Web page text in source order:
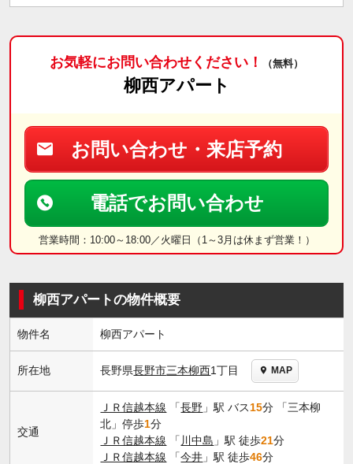
お気軽にお問い合わせください！ （無料）
柳西アパート
お問い合わせ・来店予約
電話でお問い合わせ
営業時間：10:00～18:00／火曜日（1～3月は休まず営業！）
柳西アパートの物件概要
物件名 柳西アパート
所在地 長野県長野市三本柳西1丁目 MAP
交通
ＪＲ信越本線 「長野 」駅 バス15分 「三本柳
北」停歩1分
ＪＲ信越本線 「 川中島 」駅 徒歩21分
ＪＲ信越本線 「今井 」駅 徒歩46分